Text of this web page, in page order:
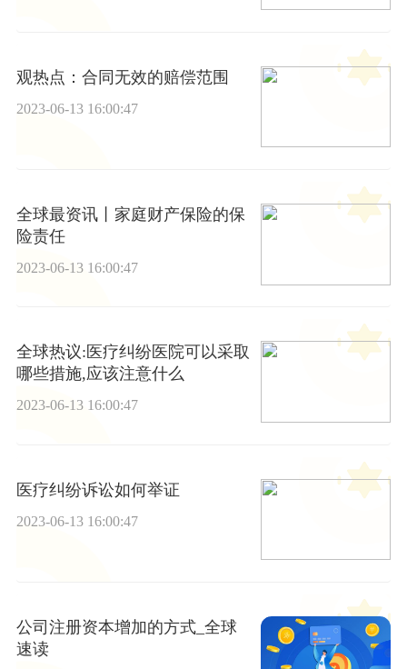
观热点：合同无效的赔偿范围
2023-06-13 16:00:47
全球最资讯丨家庭财产保险的保
险责任
2023-06-13 16:00:47
全球热议:医疗纠纷医院可以采取
哪些措施,应该注意什么
2023-06-13 16:00:47
医疗纠纷诉讼如何举证
2023-06-13 16:00:47
公司注册资本增加的方式_全球
速读